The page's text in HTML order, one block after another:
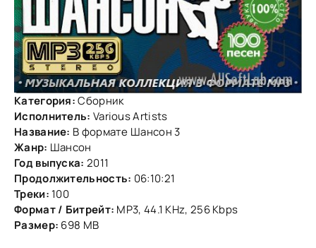
Категория:Сборник
Исполнитель: Various Artists
Название: В формате Шансон 3
Жанр: Шансон
Год выпуска: 2011
Продолжительность: 06:10:21
Треки: 100
Формат / Битрейт: MP3, 44.1 KHz, 256 Kbps
Размер: 698 MB